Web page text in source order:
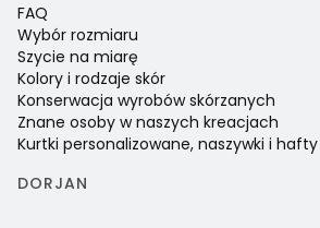
FAQ
Wybór rozmiaru
Szycie na miarę
Kolory i rodzaje skór
Konserwacja wyrobów skórzanych
Znane osoby w naszych kreacjach
Kurtki personalizowane, naszywki i hafty
DORJAN